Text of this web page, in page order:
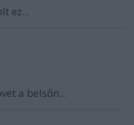
ez...
a belsőn...